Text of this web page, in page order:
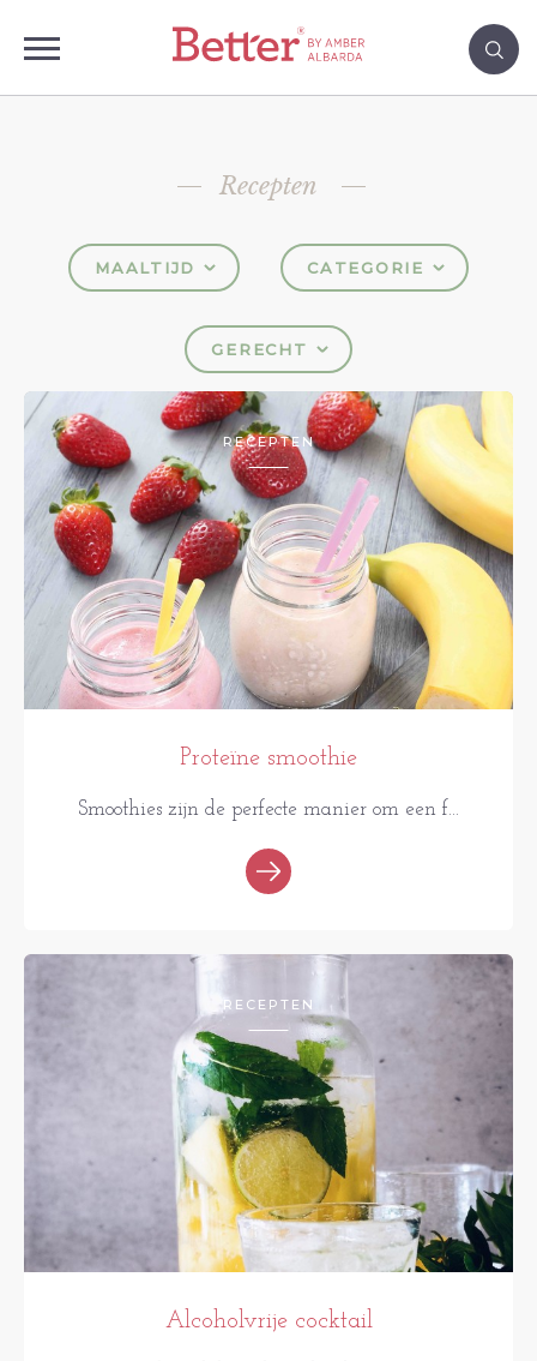
Recepten
MAALTIJD CATEGORIE
GERECHT
RECEPTEN
Proteïne smoothie
Smoothies zijn de perfecte manier om een f...
RECEPTEN
Alcoholvrije cocktail